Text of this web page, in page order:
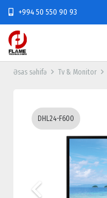
+994 50 550 90 93
Əsas səhifə Tv & Monitor
DHL24-F600